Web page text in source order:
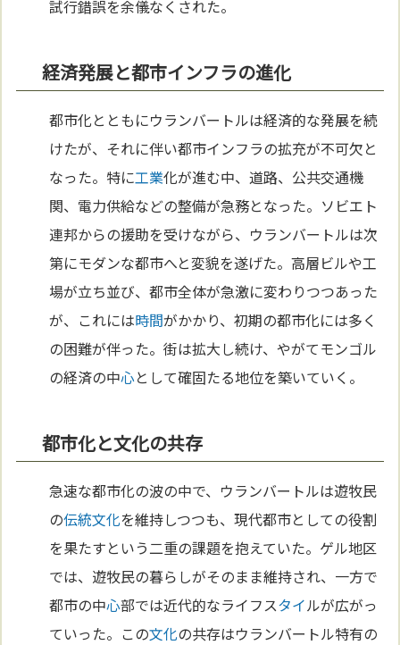
試行錯誤を余儀なくされた。
経済発展と都市インフラの進化
都市化とともにウランバートルは経済的な発展を続
けたが、それに伴い都市インフラの拡充が不可欠と
なった。特に工業化が進む中、道路、公共交通機
関、電力供給などの整備が急務となった。ソビエト
連邦からの援助を受けながら、ウランバートルは次
第にモダンな都市へと変貌を遂げた。高層ビルや工
場が立ち並び、都市全体が急激に変わりつつあった
が、これには時間がかかり、初期の都市化には多く
の困難が伴った。街は拡大し続け、やがてモンゴル
の経済の中心として確固たる地位を築いていく。
都市化と文化の共存
急速な都市化の波の中で、ウランバートルは遊牧民
の伝統文化を維持しつつも、現代都市としての役割
を果たすという二重の課題を抱えていた。ゲル地区
では、遊牧民の暮らしがそのまま維持され、一方で
都市の中心部では近代的なライフスタイルが広がっ
ていった。この文化の共存はウランバートル特有の